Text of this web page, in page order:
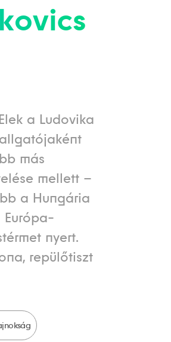
a Ludovika
más
mellett –
a Hungária
Európa-
nyert.
repülőtiszt